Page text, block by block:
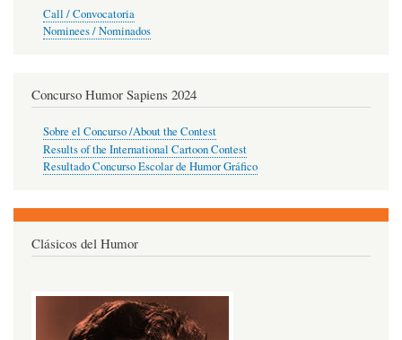
Call / Convocatoria
Nominees / Nominados
Concurso Humor Sapiens 2024
Sobre el Concurso /About the Contest
Results of the International Cartoon Contest
Resultado Concurso Escolar de Humor Gráfico
Clásicos del Humor